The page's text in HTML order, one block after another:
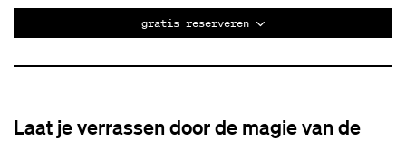
gratis reserveren
Laat je verrassen door de magie van de